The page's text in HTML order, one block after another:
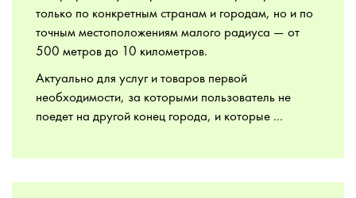
только по конкретным странам и городам, но и по
точным местоположениям малого радиуса — от
500 метров до 10 километров.
Актуально для услуг и товаров первой
необходимости, за которыми пользователь не
поедет на другой конец города, и которые ...